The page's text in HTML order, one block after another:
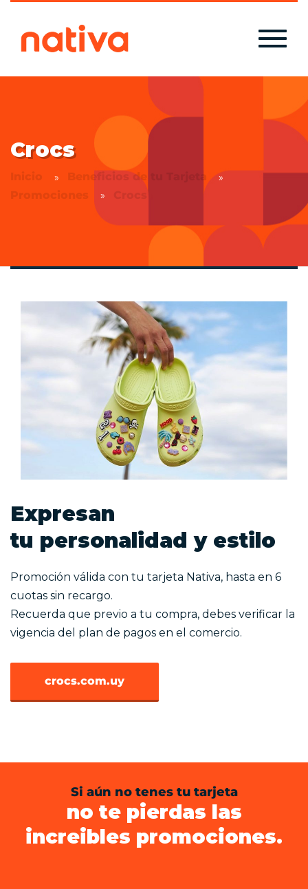
Crocs
Inicio
Beneficios de tu Tarjeta
Promociones
Crocs
Expresan
tu personalidad y estilo
Promoción válida con tu tarjeta Nativa, hasta en 6
cuotas sin recargo.
Recuerda que previo a tu compra, debes verificar la
vigencia del plan de pagos en el comercio.
crocs.com.uy
Si aún no tenes tu tarjeta
no te pierdas las
increibles promociones.